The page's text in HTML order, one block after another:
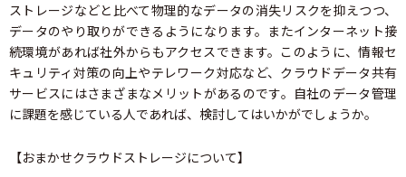
ストレージなどと比べて物理的なデータの消失リスクを抑えつつ、
データのやり取りができるようになります。またインターネット接
続環境があれば社外からもアクセスできます。このように、情報セ
キュリティ対策の向上やテレワーク対応など、クラウドデータ共有
サービスにはさまざまなメリットがあるのです。自社のデータ管理
に課題を感じている人であれば、検討してはいかがでしょうか。
【おまかせクラウドストレージについて】